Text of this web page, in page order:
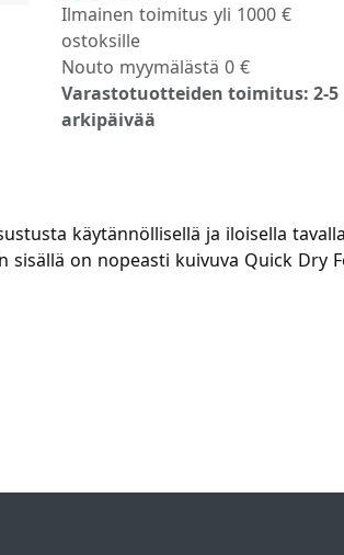
Ilmainen toimitus yli 1000 €
ostoksille
Nouto myymälästä 0 €
Varastotuotteiden toimitus: 2-5
arkipäivää
käytännöllisellä ja iloisella
sisällä on nopeasti kuivuva Quick Dry